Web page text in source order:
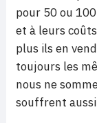
pour 50 ou
et à leurs
plus ils en
toujours les
nous ne
souffrent